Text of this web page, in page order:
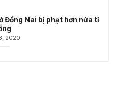
Đồng Nai bị phạt hơn nửa tỉ
2020